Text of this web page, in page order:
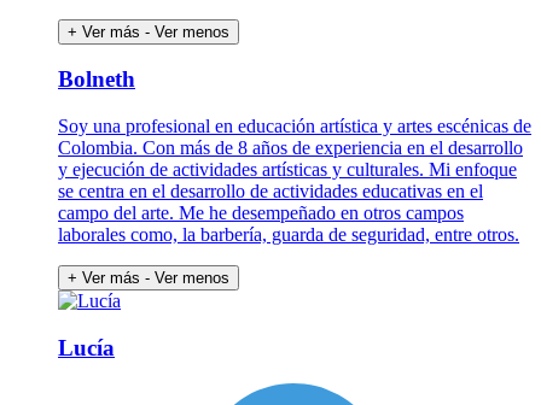
+ Ver más - Ver menos
Bolneth
Soy una profesional en educación artística y artes escénicas de
Colombia. Con más de 8 años de experiencia en el desarrollo
y ejecución de actividades artísticas y culturales. Mi enfoque
se centra en el desarrollo de actividades educativas en el
campo del arte. Me he desempeñado en otros campos
laborales como, la barbería, guarda de seguridad, entre otros.
+ Ver más - Ver menos
Lucía